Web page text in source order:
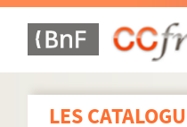
LES
ORG C.18/1.
ORG C.18/1.
ORG C.18/1.